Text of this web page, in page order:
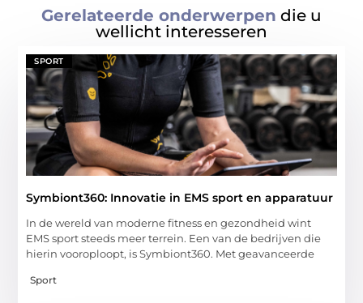
Gerelateerde onderwerpen die u
wellicht interesseren
SPORT
Symbiont360: Innovatie in EMS sport en apparatuur
In de wereld van moderne fitness en gezondheid wint
EMS sport steeds meer terrein. Een van de bedrijven die
hierin vooroploopt, is Symbiont360. Met geavanceerde
Sport